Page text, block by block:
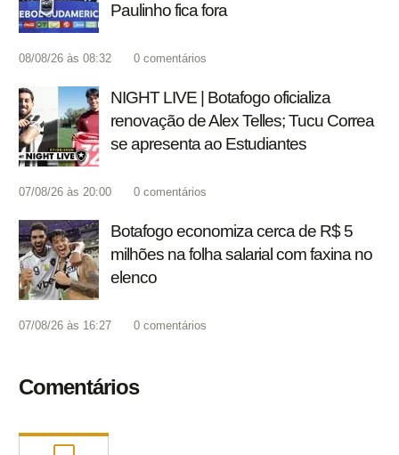
Paulinho fica fora
08/08/26 às 08:32 0 comentários
NIGHT LIVE | Botafogo oficializa
renovação de Alex Telles; Tucu Correa
se apresenta ao Estudiantes
07/08/26 às 20:00 0 comentários
Botafogo economiza cerca de R$ 5
milhões na folha salarial com faxina no
elenco
07/08/26 às 16:27 0 comentários
Comentários